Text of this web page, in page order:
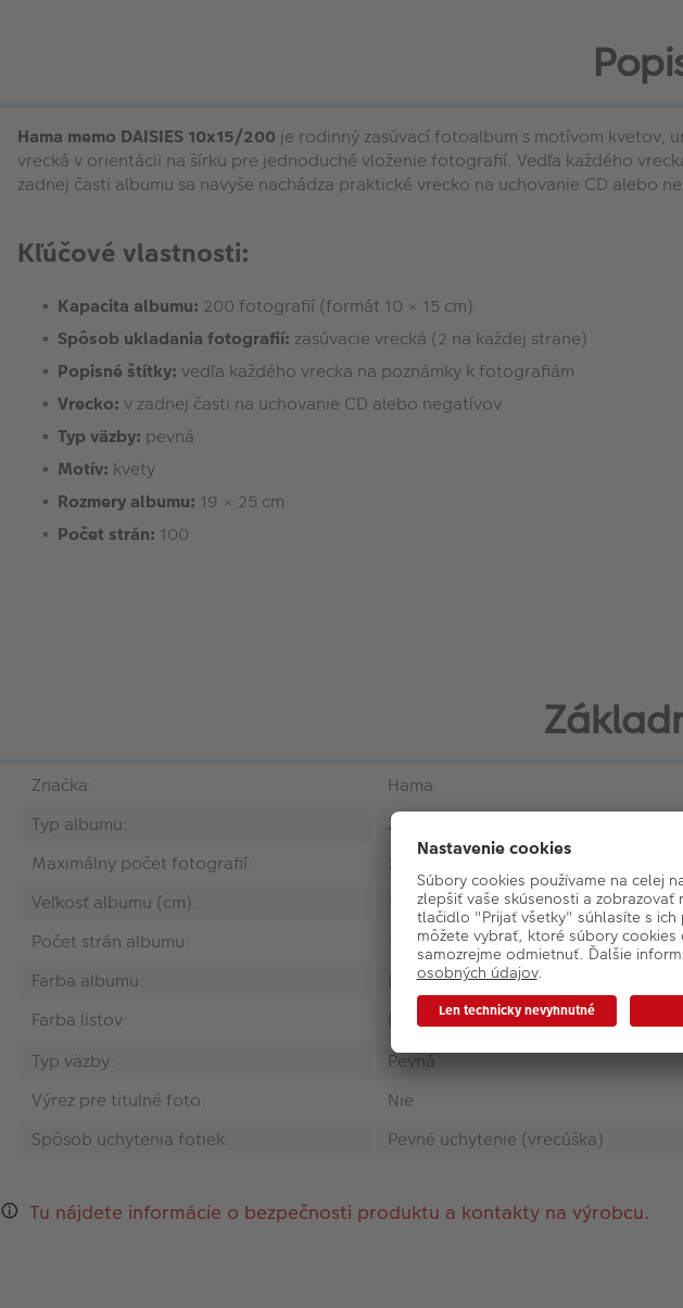
Hama memo DAISIES 10x15/200 je rodinný zasúvací fotoalbum s motívom kvetov,
vrecká v orientácii na šírku pre jednoduché vloženie fotografií. Vedľa každého
zadnej časti albumu sa navyše nachádza praktické vrecko na uchovanie CD alebo
Kľúčové vlastnosti:
Kapacita albumu: 200 fotografií (formát 10 × 15 cm)
Spôsob ukladania fotografií: zasúvacie vrecká (2 na každej strane)
Popisné štítky: vedľa každého vrecka na poznámky k fotografiám
Vrecko: v zadnej časti na uchovanie CD alebo negatívov
Typ väzby: pevná
Motív: kvety
Rozmery albumu: 19 × 25 cm
Počet strán: 100
Značka:
Hama
Typ albumu:
Zasúvací album
Maximálny počet fotografií:
200
Veľkosť albumu (cm):
19 x 25
Počet strán albumu:
100
Farba albumu:
Limetková
Farba listov:
Biela
Typ väzby:
Pevná
Výrez pre titulné foto:
Nie
Spôsob uchytenia fotiek:
Pevné uchytenie (vrecúška)
Tu nájdete informácie o bezpečnosti produktu a kontakty na výrobcu.